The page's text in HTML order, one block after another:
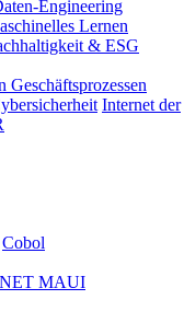
Engineering
Lernen
& ESG
Internet der
Cobol
MAUI